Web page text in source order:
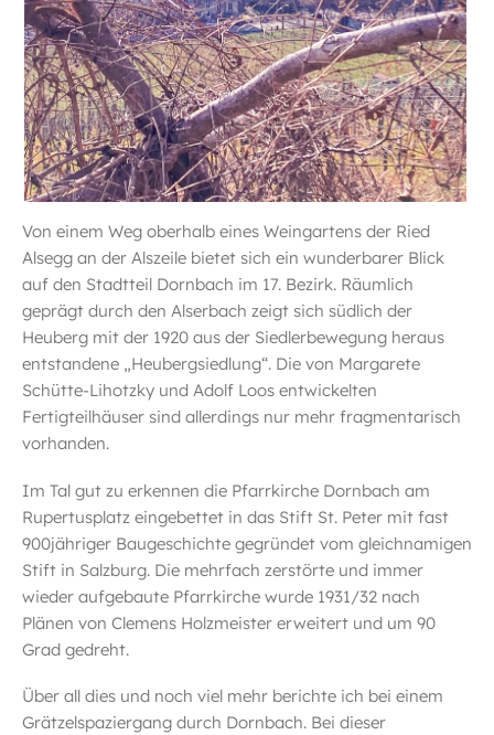
Von einem Weg oberhalb eines Weingartens der Ried
Alsegg an der Alszeile bietet sich ein wunderbarer Blick
auf den Stadtteil Dornbach im 17. Bezirk. Räumlich
geprägt durch den Alserbach zeigt sich südlich der
Heuberg mit der 1920 aus der Siedlerbewegung heraus
entstandene „Heubergsiedlung“. Die von Margarete
Schütte-Lihotzky und Adolf Loos entwickelten
Fertigteilhäuser sind allerdings nur mehr fragmentarisch
vorhanden.
Im Tal gut zu erkennen die Pfarrkirche Dornbach am
Rupertusplatz eingebettet in das Stift St. Peter mit fast
900jähriger Baugeschichte gegründet vom gleichnamigen
Stift in Salzburg. Die mehrfach zerstörte und immer
wieder aufgebaute Pfarrkirche wurde 1931/32 nach
Plänen von Clemens Holzmeister erweitert und um 90
Grad gedreht.
Über all dies und noch viel mehr berichte ich bei einem
Grätzelspaziergang durch Dornbach. Bei dieser